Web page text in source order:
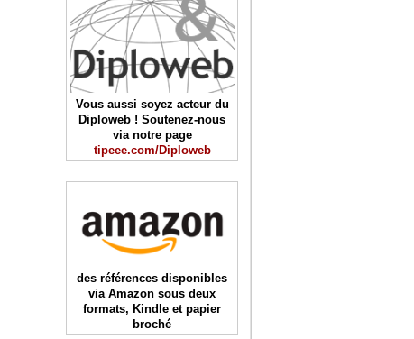
Vous aussi soyez acteur du
Diploweb ! Soutenez-nous
via notre page
tipeee.com/Diploweb
des références disponibles
via Amazon sous deux
formats, Kindle et papier
broché